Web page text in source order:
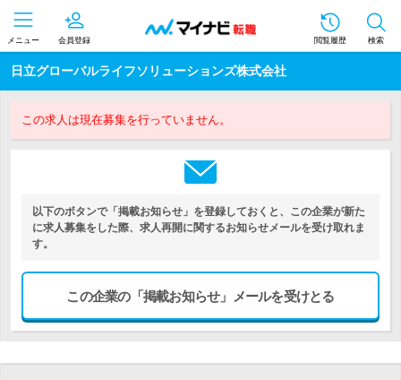
メニュー 会員登録 閲覧履歴 検索
日立グローバルライフソリューションズ株式会社
この求人は現在募集を行っていません。
以下のボタンで「掲載お知らせ」を登録しておくと、この企業が新た
に求人募集をした際、求人再開に関するお知らせメールを受け取れま
す。
この企業の「掲載お知らせ」メールを受けとる